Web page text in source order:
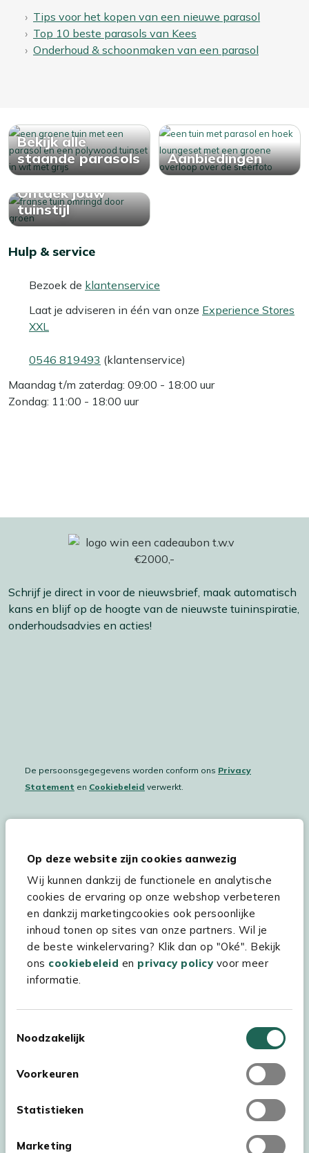
Op deze website zijn cookies aanwezig
Wij kunnen dankzij de functionele en analytische
cookies de ervaring op onze webshop verbeteren
en dankzij marketingcookies ook persoonlijke
inhoud tonen op sites van onze partners. Wil je
de beste winkelervaring? Klik dan op "Oké". Bekijk
ons cookiebeleid en privacy policyvoor meer
informatie.
Noodzakelijk
Voorkeuren
Statistieken
Marketing
Tips voor het kopen van een nieuwe parasol
Top 10 beste parasols van Kees
Onderhoud & schoonmaken van een parasol
Bekijk alle
staande parasols
Aanbiedingen
Ontdek jouw
tuinstijl
Hulp & service
Bezoek de klantenservice
Laat je adviseren in één van onze Experience Stores
XXL
0546 819493 (klantenservice)
Maandag t/m zaterdag: 09:00 - 18:00 uur
Zondag: 11:00 - 18:00 uur
Schrijf je direct in voor de nieuwsbrief, maak automatisch
kans en blijf op de hoogte van de nieuwste tuininspiratie,
onderhoudsadvies en acties!
De persoonsgegegevens worden conform ons Privacy
Statement en Cookiebeleid verwerkt.
Hulp & service
Assortiment
Kees Smit Tuinmeubelen
Experience Stores XXL